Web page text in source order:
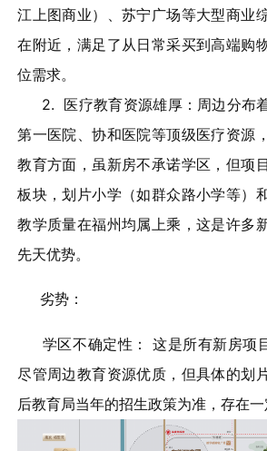
江上图商业）、苏宁广场等大型商业
在附近，满足了从日常采买到高端购
位需求。
2. 医疗教育资源雄厚：周边分布
第一医院、协和医院等顶级医疗资源
教育方面，虽新房不承诺学区，但项
板块，划片小学（如群众路小学等）
教学质量在福州均属上乘，这是许多
先天优势。
劣势：
学区不确定性： 这是所有新房项目
尽管周边教育资源优质，但具体的划
后教育局当年的招生政策为准，存在一